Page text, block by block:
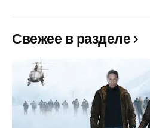
Свежее в разделе